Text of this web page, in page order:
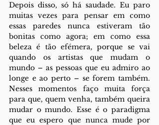
Depois disso, só há saudade. Eu paro
muitas vezes para pensar em como
essas paredes nunca estiveram tão
bonitas como agora; em como essa
beleza é tão efémera, porque se vai
quando os artistas que mudam o
mundo – as pessoas que eu admiro ao
longe e ao perto – se forem também.
Nesses momentos faço muita força
para que, quem venha, também queira
mudar o mundo. Esse é o paradigma
que eu espero que nunca mude por